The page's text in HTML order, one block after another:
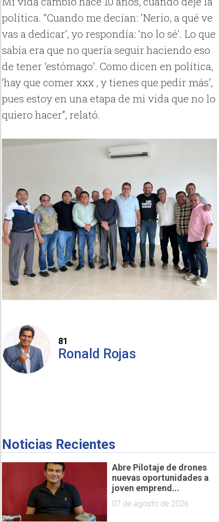
política. “Cuando me decían: ‘Nerio, a qué ve
vas a dedicar’, yo respondía: ‘no lo sé’. Lo que
sabía era que no quería seguir haciendo eso
de tener ‘estómago’. Como dicen en política,
‘hay que comer xxx , y tienes que pedir más’,
pues estoy en una etapa de mi vida que no lo
quiero hacer”, relató.
81
Ronald Rojas
Noticias Recientes
Abre Pilotaje de drones
nuevas oportunidades a
joven emprend...
07 de agosto de 2026